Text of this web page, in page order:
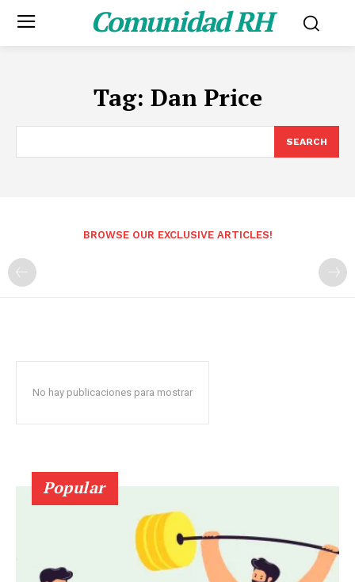
Comunidad RH
Tag: Dan Price
SEARCH
BROWSE OUR EXCLUSIVE ARTICLES!
No hay publicaciones para mostrar
Popular